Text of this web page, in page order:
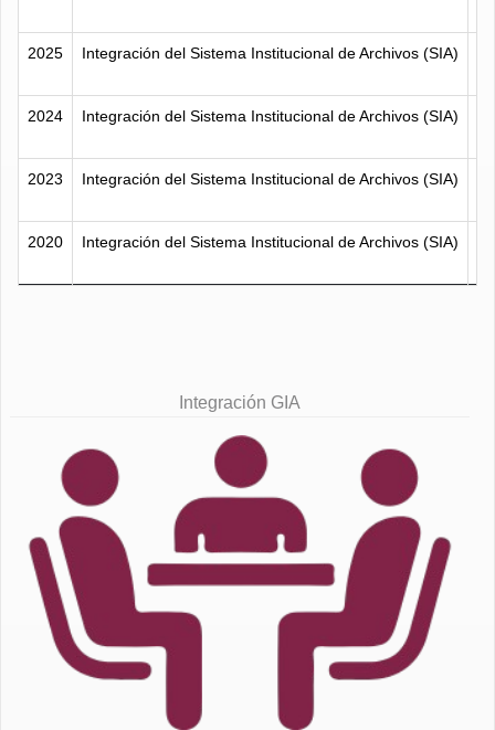
2025 Integración del Sistema Institucional de Archivos (SIA)
2024 Integración del Sistema Institucional de Archivos (SIA)
2023 Integración del Sistema Institucional de Archivos (SIA)
2020 Integración del Sistema Institucional de Archivos (SIA)
Integración GIA